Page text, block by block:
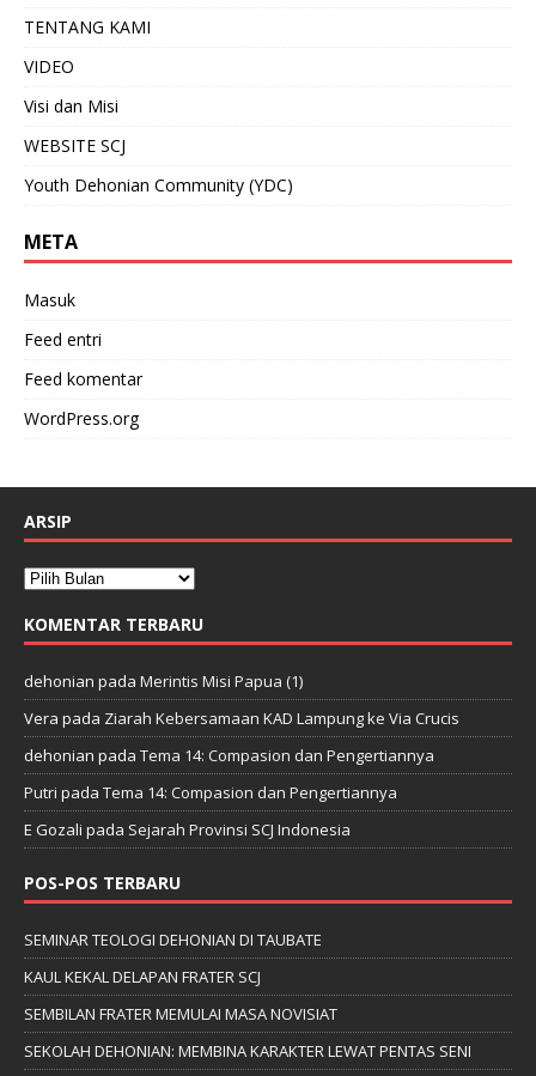
TENTANG KAMI
VIDEO
Visi dan Misi
WEBSITE SCJ
Youth Dehonian Community (YDC)
META
Masuk
Feed entri
Feed komentar
WordPress.org
ARSIP
KOMENTAR TERBARU
dehonian pada Merintis Misi Papua (1)
Vera pada Ziarah Kebersamaan KAD Lampung ke Via Crucis
dehonian pada Tema 14: Compasion dan Pengertiannya
Putri pada Tema 14: Compasion dan Pengertiannya
E Gozali pada Sejarah Provinsi SCJ Indonesia
POS-POS TERBARU
SEMINAR TEOLOGI DEHONIAN DI TAUBATE
KAUL KEKAL DELAPAN FRATER SCJ
SEMBILAN FRATER MEMULAI MASA NOVISIAT
SEKOLAH DEHONIAN: MEMBINA KARAKTER LEWAT PENTAS SENI